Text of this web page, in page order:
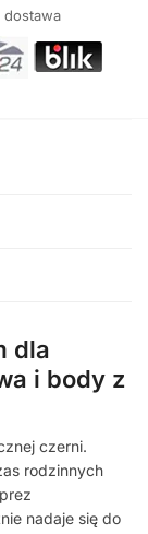
dostawa
dla
i body z
czerni.
rodzinnych
nadaje się do